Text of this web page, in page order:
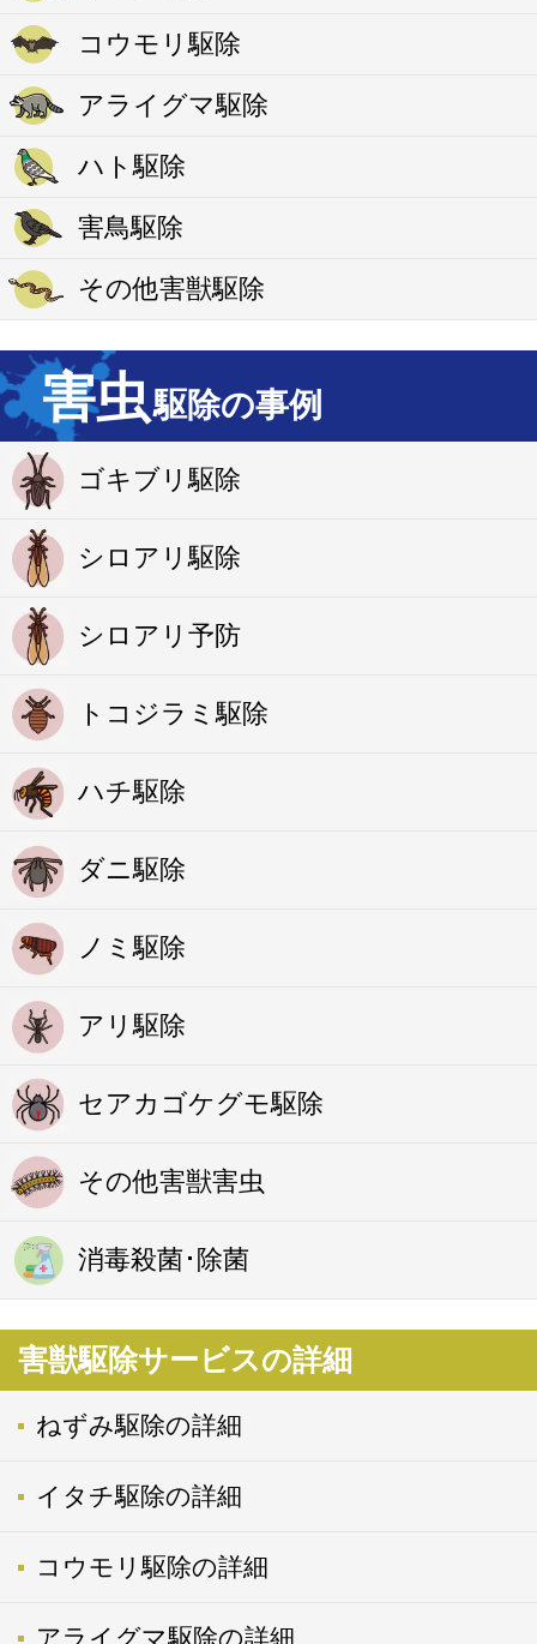
コウモリ駆除
アライグマ駆除
ハト駆除
害鳥駆除
その他害獣駆除
害虫駆除の事例
ゴキブリ駆除
シロアリ駆除
シロアリ予防
トコジラミ駆除
ハチ駆除
ダニ駆除
ノミ駆除
アリ駆除
セアカゴケグモ駆除
その他害獣害虫
消毒殺菌･除菌
害獣駆除サービスの詳細
ねずみ駆除の詳細
イタチ駆除の詳細
コウモリ駆除の詳細
アライグマ駆除の詳細